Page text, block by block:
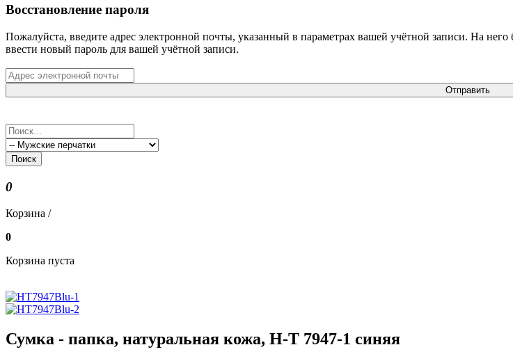
Восстановление пароля
Пожалуйста, введите адрес электронной почты, указанный в параметрах вашей учётной записи. На
ввести новый пароль для вашей учётной записи.
Отправить
Поиск
0
Корзина /
0
Корзина пуста
Сумка - папка, натуральная кожа, H-T 7947-1 синяя